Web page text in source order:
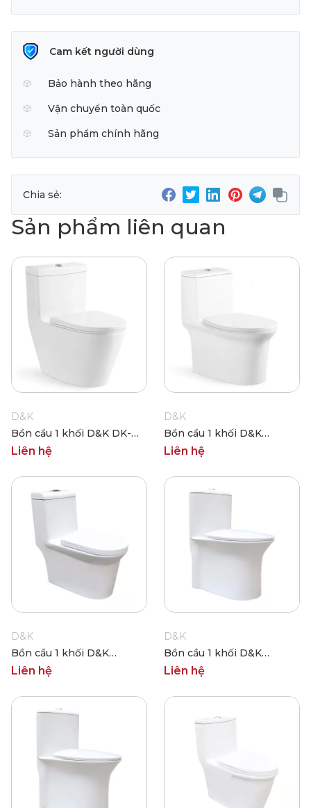
Cam kết người dùng
Bảo hành theo hãng
Vận chuyển toàn quốc
Sản phẩm chính hãng
Chia sẻ:
Sản phẩm liên quan
D&K
Bồn cầu 1 khối D&K DK-
C2376
Liên hệ
D&K
Bồn cầu 1 khối D&K
DKC2402
Liên hệ
D&K
Bồn cầu 1 khối D&K
DKC2405
Liên hệ
D&K
Bồn cầu 1 khối D&K
DKC2406
Liên hệ